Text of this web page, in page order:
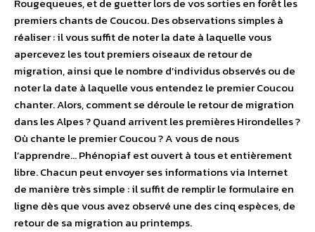
Rougequeues, et de guetter lors de vos sorties en forêt les
premiers chants de Coucou. Des observations simples à
réaliser : il vous suffit de noter la date à laquelle vous
apercevez les tout premiers oiseaux de retour de
migration, ainsi que le nombre d’individus observés ou de
noter la date à laquelle vous entendez le premier Coucou
chanter. Alors, comment se déroule le retour de migration
dans les Alpes ? Quand arrivent les premières Hirondelles ?
Où chante le premier Coucou ? A vous de nous
l’apprendre… Phénopiaf est ouvert à tous et entièrement
libre. Chacun peut envoyer ses informations via Internet
de manière très simple : il suffit de remplir le formulaire en
ligne dès que vous avez observé une des cinq espèces, de
retour de sa migration au printemps.